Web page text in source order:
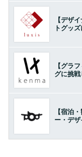
【デザ
トグッ
【グラ
グに挑
【宿泊
ー・デ